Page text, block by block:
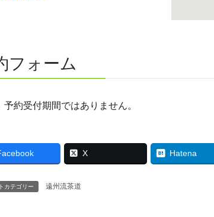
フォーム
予約受付期間ではありません。
X Hatena
カテゴリー 遠州流茶道